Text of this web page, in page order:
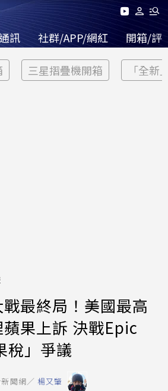
訊 社群/APP/網紅 開箱/評
三星摺疊機開箱 「全新
最終局！美國最高
果上訴 決戰Epic
稅」爭議
聞網／ 楊又肇